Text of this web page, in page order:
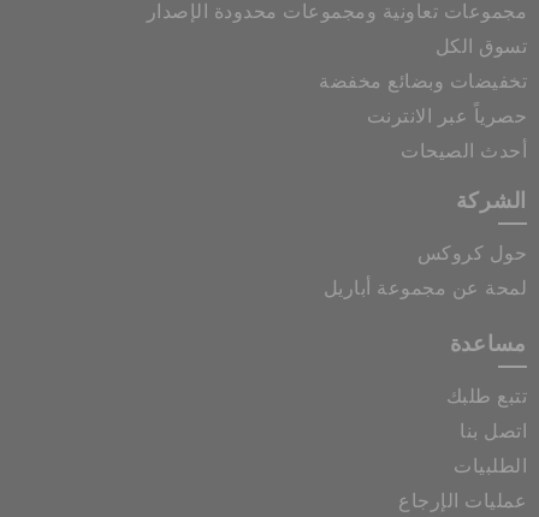
مجموعات تعاونية ومجموعات محدودة الإصدار
تسوق الكل
تخفيضات وبضائع مخفضة
حصرياً عبر الانترنت
أحدث الصيحات
الشركة
حول كروكس
لمحة عن مجموعة أباريل
مساعدة
تتبع طلبك
اتصل بنا
الطلبيات
عمليات الإرجاع